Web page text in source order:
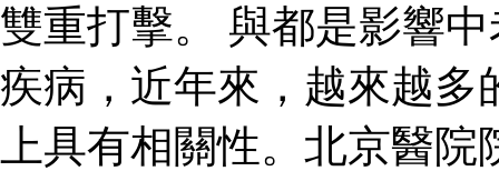
雙重打擊。 與都是影響
疾病，近年來，越來越多
上具有相關性。北京醫